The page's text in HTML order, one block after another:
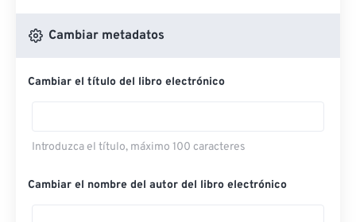
Cambiar metadatos
Cambiar el título del libro electrónico
Introduzca el título, máximo 100 caracteres
Cambiar el nombre del autor del libro electrónico